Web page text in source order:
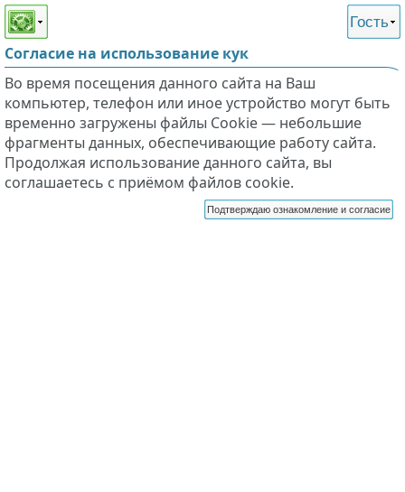
Этот сайт поддерживает
слабовидящих
Гость
Согласие на использование кук
Во время посещения данного сайта на Ваш
компьютер, телефон или иное устройство могут быть
временно загружены файлы Cookie — небольшие
фрагменты данных, обеспечивающие работу сайта.
Продолжая использование данного сайта, вы
соглашаетесь с приёмом файлов cookie.
Подтверждаю ознакомление и согласие